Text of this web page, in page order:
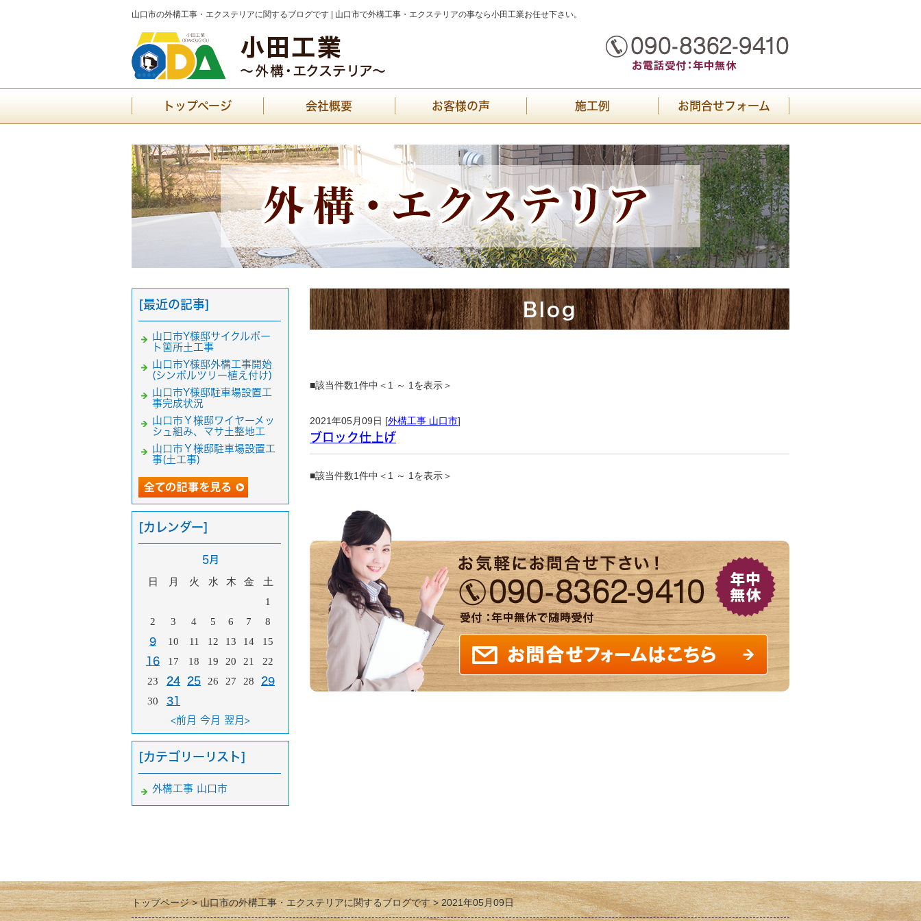
山口市の外構工事・エクステリアに関するブログです | 山口市で外構工事・エクステリアの事なら小田工業お任せ下さい。
トップページ 会社概要 お客様の声 施工例 お問合せフォーム
Blog
■該当件数1件中＜1 ～ 1を表示＞
2021年05月09日 [外構工事 山口市]
ブロック仕上げ
■該当件数1件中＜1 ～ 1を表示＞
[最近の記事]
山口市Y様邸サイクルポー
ト箇所土工事
山口市Y様邸外構工事開始
(シンボルツリー植え付け)
山口市Y様邸駐車場設置工
事完成状況
山口市Ｙ様邸ワイヤーメッ
シュ組み、マサ土整地工
山口市Ｙ様邸駐車場設置工
事(土工事)
[カレンダー]
5月
日 月 火 水 木 金
土
1
2
3 4 5 6 7 8
9 10 11 12 13 14 15
16 17 18 19 20 21
22
23
24 25 26 27 28 29
30
31
<前月 今月 翌月>
[カテゴリーリスト]
外構工事 山口市
トップページ 山口市の外構工事・エクステリアに関するブログです 2021年05月09日